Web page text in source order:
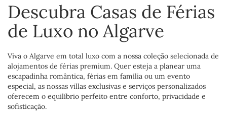
Descubra Casas de Férias
de Luxo no Algarve
Viva o Algarve em total luxo com a nossa coleção selecionada de
alojamentos de férias premium. Quer esteja a planear uma
escapadinha romântica, férias em família ou um evento
especial, as nossas villas exclusivas e serviços personalizados
oferecem o equilíbrio perfeito entre conforto, privacidade e
sofisticação.